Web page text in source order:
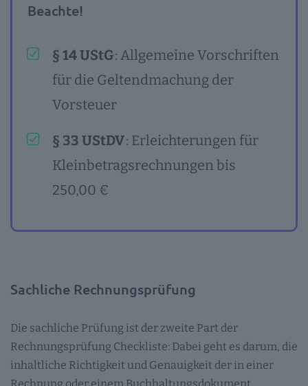
Beachte!
§ 14 UStG: Allgemeine Vorschriften
für die Geltendmachung der
Vorsteuer
§ 33 UStDV: Erleichterungen für
Kleinbetragsrechnungen bis
250,00 €
Sachliche Rechnungsprüfung
Die sachliche Prüfung ist der zweite Part der
Rechnungsprüfung Checkliste: Dabei geht es darum, die
inhaltliche Richtigkeit und Genauigkeit der in einer